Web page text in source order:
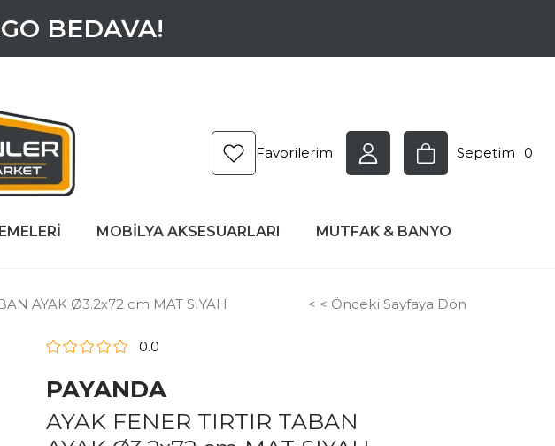
BEDAVA!
Sepetim 0
Favorilerim
MOBİLYA AKSESUARLARI MUTFAK & BANYO
AYAK Ø3.2x72 cm MAT SIYAH < < Önceki Sayfaya Dön
0.0
PAYANDA
AYAK FENER TIRTIR TABAN